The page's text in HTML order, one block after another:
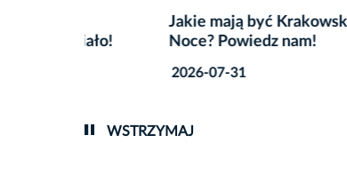
Jakie mają być Krakowskie
Noce? Powiedz nam!
WSTRZYMAJ